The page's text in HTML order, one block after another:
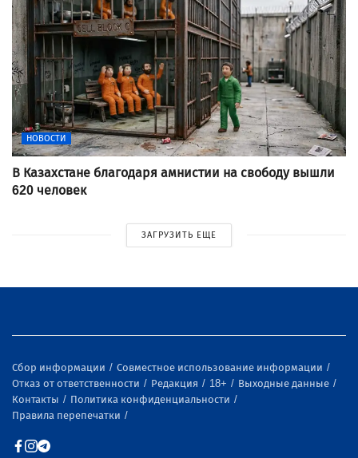
НОВОСТИ
В Казахстане благодаря амнистии на свободу вышли
620 человек
ЗАГРУЗИТЬ ЕЩЕ
Сбор информации
Совместное использование информации
Отказ от ответственности
Редакция 18+
Выходные данные
Контакты
Политика конфиденциальности
Правила перепечатки